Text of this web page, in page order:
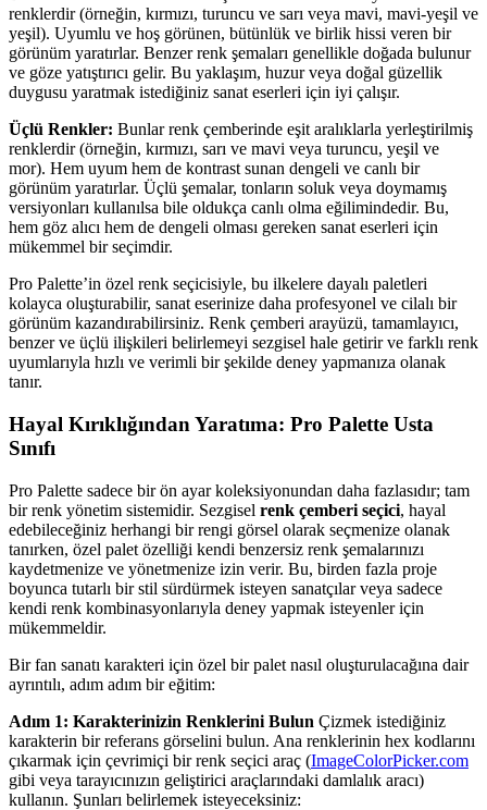
renklerdir (örneğin, kırmızı, turuncu ve sarı veya mavi, mavi-yeşil ve
yeşil). Uyumlu ve hoş görünen, bütünlük ve birlik hissi veren bir
görünüm yaratırlar. Benzer renk şemaları genellikle doğada bulunur
ve göze yatıştırıcı gelir. Bu yaklaşım, huzur veya doğal güzellik
duygusu yaratmak istediğiniz sanat eserleri için iyi çalışır.
Üçlü Renkler: Bunlar renk çemberinde eşit aralıklarla yerleştirilmiş
renklerdir (örneğin, kırmızı, sarı ve mavi veya turuncu, yeşil ve
mor). Hem uyum hem de kontrast sunan dengeli ve canlı bir
görünüm yaratırlar. Üçlü şemalar, tonların soluk veya doymamış
versiyonları kullanılsa bile oldukça canlı olma eğilimindedir. Bu,
hem göz alıcı hem de dengeli olması gereken sanat eserleri için
mükemmel bir seçimdir.
Pro Palette’in özel renk seçicisiyle, bu ilkelere dayalı paletleri
kolayca oluşturabilir, sanat eserinize daha profesyonel ve cilalı bir
görünüm kazandırabilirsiniz. Renk çemberi arayüzü, tamamlayıcı,
benzer ve üçlü ilişkileri belirlemeyi sezgisel hale getirir ve farklı renk
uyumlarıyla hızlı ve verimli bir şekilde deney yapmanıza olanak
tanır.
Hayal Kırıklığından Yaratıma: Pro Palette Usta
Sınıfı
Pro Palette sadece bir ön ayar koleksiyonundan daha fazlasıdır; tam
bir renk yönetim sistemidir. Sezgisel renk çemberi seçici, hayal
edebileceğiniz herhangi bir rengi görsel olarak seçmenize olanak
tanırken, özel palet özelliği kendi benzersiz renk şemalarınızı
kaydetmenize ve yönetmenize izin verir. Bu, birden fazla proje
boyunca tutarlı bir stil sürdürmek isteyen sanatçılar veya sadece
kendi renk kombinasyonlarıyla deney yapmak isteyenler için
mükemmeldir.
Bir fan sanatı karakteri için özel bir palet nasıl oluşturulacağına dair
ayrıntılı, adım adım bir eğitim:
Adım 1: Karakterinizin Renklerini Bulun Çizmek istediğiniz
karakterin bir referans görselini bulun. Ana renklerinin hex kodlarını
çıkarmak için çevrimiçi bir renk seçici araç (ImageColorPicker.com
gibi veya tarayıcınızın geliştirici araçlarındaki damlalık aracı)
kullanın. Şunları belirlemek isteyeceksiniz: